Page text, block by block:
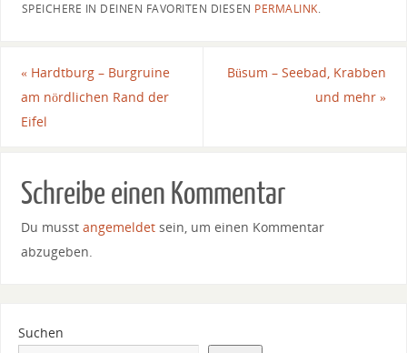
SPEICHERE IN DEINEN FAVORITEN DIESEN PERMALINK.
«Hardtburg – Burgruine
am nördlichen Rand der
Eifel
Büsum – Seebad, Krabben
und mehr»
Schreibe einen Kommentar
Du musst angemeldetsein, um einen Kommentar
abzugeben.
Suchen